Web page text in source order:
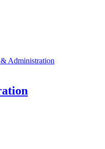
Administration